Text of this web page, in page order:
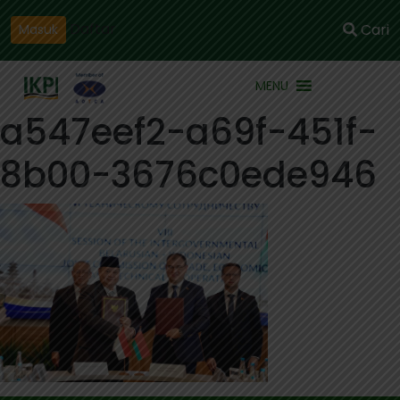
Masuk Cari
MENU
a547eef2-a69f-451f-
8b00-3676c0ede946